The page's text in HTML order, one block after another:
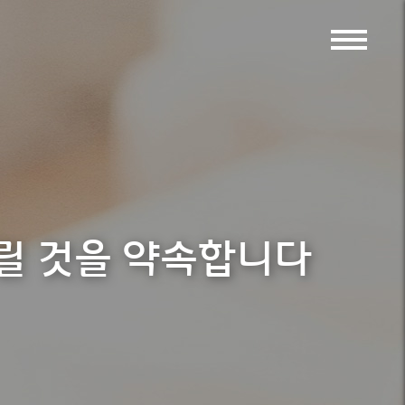
것을 약속합니다